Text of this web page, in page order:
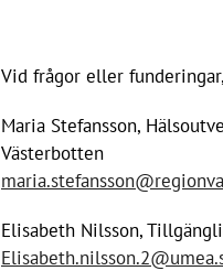
Vid frågor eller
Maria Stefansson,
Västerbotten
Elisabeth Nilsson,